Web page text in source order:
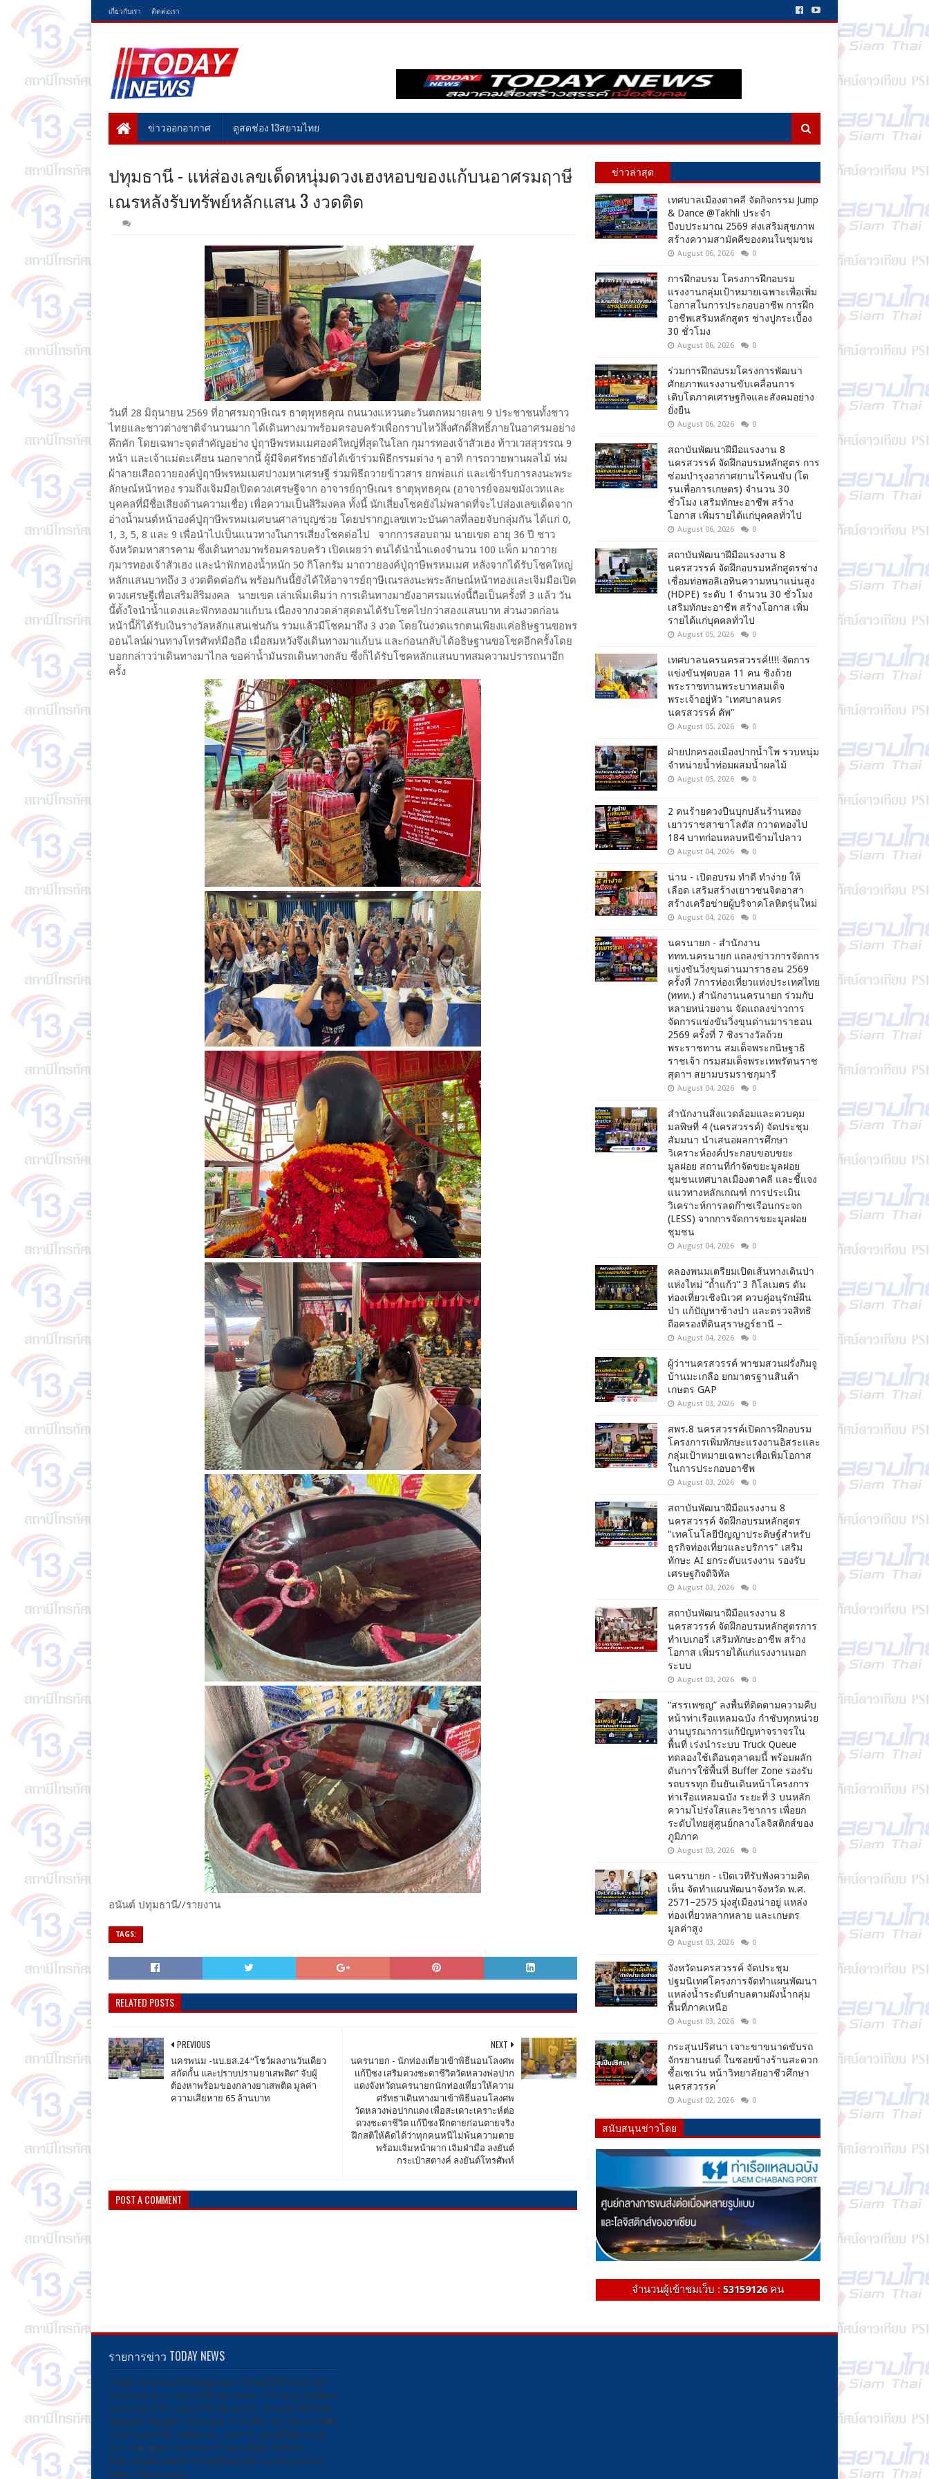
เกี่ยวกับเรา ติดต่อเรา
ข่าวออกอากาศ ดูสดช่อง 13สยามไทย
ปทุมธานี - แห่ส่องเลขเด็ดหนุ่มดวงเฮงหอบของแก้บนอาศรมฤาษี
เณรหลังรับทรัพย์หลักแสน 3 งวดติด
วันที่ 28 มิถุนายน 2569 ที่อาศรมฤาษีเณร ธาตุพุทธคุณ ถนนวงแหวนตะวันตกหมายเลข 9 ประชาชนทั้งชาว
ไทยและชาวต่างชาติจำนวนมาก ได้เดินทางมาพร้อมครอบครัวเพื่อกราบไหว้สิ่งศักดิ์สิทธิ์ภายในอาศรมอย่าง
คึกคัก โดยเฉพาะจุดสำคัญอย่าง ปู่ฤาษีพรหมเมศองค์ใหญ่ที่สุดในโลก กุมารทองเจ้าสัวเฮง ท้าวเวสสุวรรณ 9
หน้า และเจ้าแม่ตะเคียน นอกจากนี้ ผู้มีจิตศรัทธายังได้เข้าร่วมพิธีกรรมต่าง ๆ อาทิ การถวายพานผลไม้ ห่ม
ผ้าลายเสือถวายองค์ปู่ฤาษีพรหมเมศปางมหาเศรษฐี ร่วมพิธีถวายข้าวสาร ยกพ่อแก่ และเข้ารับการลงนะพระ
ลักษณ์หน้าทอง รวมถึงเจิมมือเปิดดวงเศรษฐีจาก อาจารย์ฤาษีเณร ธาตุพุทธคุณ (อาจารย์จอมขมังเวทและ
บุคคลที่มีชื่อเสียงด้านความเชื่อ) เพื่อความเป็นสิริมงคล ทั้งนี้ นักเสี่ยงโชคยังไม่พลาดที่จะไปส่องเลขเด็ดจาก
อ่างน้ำมนต์หน้าองค์ปู่ฤาษีพรหมเมศบนศาลาบุญช่วย โดยปรากฏเลขเทวะบันดาลที่ลอยจับกลุ่มกัน ได้แก่ 0,
1, 3, 5, 8 และ 9 เพื่อนำไปเป็นแนวทางในการเสี่ยงโชคต่อไป จากการสอบถาม นายเขต อายุ 36 ปี ชาว
จังหวัดมหาสารคาม ซึ่งเดินทางมาพร้อมครอบครัว เปิดเผยว่า ตนได้นำน้ำแดงจำนวน 100 แพ็ก มาถวาย
กุมารทองเจ้าสัวเฮง และนำฟักทองน้ำหนัก 50 กิโลกรัม มาถวายองค์ปู่ฤาษีพรหมเมศ หลังจากได้รับโชคใหญ่
หลักแสนบาทถึง 3 งวดติดต่อกัน พร้อมกันนี้ยังได้ให้อาจารย์ฤาษีเณรลงนะพระลักษณ์หน้าทองและเจิมมือเปิด
ดวงเศรษฐีเพื่อเสริมสิริมงคล นายเขต เล่าเพิ่มเติมว่า การเดินทางมายังอาศรมแห่งนี้ถือเป็นครั้งที่ 3 แล้ว วัน
นี้ตั้งใจนำน้ำแดงและฟักทองมาแก้บน เนื่องจากงวดล่าสุดตนได้รับโชคไปกว่าสองแสนบาท ส่วนงวดก่อน
หน้านี้ก็ได้รับเงินรางวัลหลักแสนเช่นกัน รวมแล้วมีโชคมาถึง 3 งวด โดยในงวดแรกตนเพียงแค่อธิษฐานขอพร
ออนไลน์ผ่านทางโทรศัพท์มือถือ เมื่อสมหวังจึงเดินทางมาแก้บน และก่อนกลับได้อธิษฐานขอโชคอีกครั้งโดย
บอกกล่าวว่าเดินทางมาไกล ขอค่าน้ำมันรถเดินทางกลับ ซึ่งก็ได้รับโชคหลักแสนบาทสมความปรารถนาอีก
ครั้ง
อนันต์ ปทุมธานี//รายงาน
TAGS:
RELATED POSTS
NEXT
นครนายก - นักท่องเที่ยวเข้าพิธีนอนโลงศพ
แก้ปีชง เสริมดวงชะตาชีวิตวัดหลวงพ่อปาก
แดงจังหวัดนครนายกนักท่องเที่ยวให้ความ
ศรัทธาเดินทางมาเข้าพิธีนอนโลงศพ
วัดหลวงพ่อปากแดง เพื่อสะเดาะเคราะห์ต่อ
ดวงชะตาชีวิต แก้ปีชง ฝึกตายก่อนตายจริง
ฝึกสติให้คิดได้ว่าทุกคนหนีไม่พ้นความตาย
พร้อมเจิมหน้าผาก เจิมฝ่ามือ ลงยันต์
กระเป๋าสตางค์ ลงยันต์โทรศัพท์
PREVIOUS
นครพนม -นบ.ยส.24 “โชว์ผลงานวันเดียว
สกัดกั้น และปราบปรามยาเสพติด” จับผู้
ต้องหาพร้อมของกลางยาเสพติด มูลค่า
ความเสียหาย 65 ล้านบาท
POST A COMMENT
ข่าวล่าสุด
เทศบาลเมืองตาคลี จัดกิจกรรม Jump
& Dance @Takhli ประจำ
ปีงบประมาณ 2569 ส่งเสริมสุขภาพ
สร้างความสามัคคีของคนในชุมชน
August 06, 2026 0
การฝึกอบรม โครงการฝึกอบรม
แรงงานกลุ่มเป้าหมายเฉพาะเพื่อเพิ่ม
โอกาสในการประกอบอาชีพ การฝึก
อาชีพเสริมหลักสูตร ช่างปูกระเบื้อง
30 ชั่วโมง
August 06, 2026 0
ร่วมการฝึกอบรมโครงการพัฒนา
ศักยภาพแรงงานขับเคลื่อนการ
เติบโตภาคเศรษฐกิจและสังคมอย่าง
ยั่งยืน
August 06, 2026 0
สถาบันพัฒนาฝีมือแรงงาน 8
นครสวรรค์ จัดฝึกอบรมหลักสูตร การ
ซ่อมบำรุงอากาศยานไร้คนขับ (โด
รนเพื่อการเกษตร) จำนวน 30
ชั่วโมง เสริมทักษะอาชีพ สร้าง
โอกาส เพิ่มรายได้แก่บุคคลทั่วไป
August 06, 2026 0
สถาบันพัฒนาฝีมือแรงงาน 8
นครสวรรค์ จัดฝึกอบรมหลักสูตรช่าง
เชื่อมท่อพอลิเอทินความหนาแน่นสูง
(HDPE) ระดับ 1 จำนวน 30 ชั่วโมง
เสริมทักษะอาชีพ สร้างโอกาส เพิ่ม
รายได้แก่บุคคลทั่วไป
August 05, 2026 0
เทศบาลนครนครสวรรค์!!!! จัดการ
แข่งขันฟุตบอล 11 คน ชิงถ้วย
พระราชทานพระบาทสมเด็จ
พระเจ้าอยู่หัว "เทศบาลนคร
นครสวรรค์ คัพ"
August 05, 2026 0
ฝ่ายปกครองเมืองปากน้ำโพ รวบหนุ่ม
จำหน่ายน้ำท่อมผสมน้ำผลไม้
August 05, 2026 0
2 คนร้ายควงปืนบุกปล้นร้านทอง
เยาวราชสาขาโลตัส กวาดทองไป
184 บาทก่อนหลบหนีข้ามไปลาว
August 04, 2026 0
น่าน - เปิดอบรม ทำดี ทำง่าย ให้
เลือด เสริมสร้างเยาวชนจิตอาสา
สร้างเครือข่ายผู้บริจาคโลหิตรุ่นใหม่
August 04, 2026 0
นครนายก - สำนักงาน
ททท.นครนายก แถลงข่าวการจัดการ
แข่งขันวิ่งขุนด่านมาราธอน 2569
ครั้งที่ 7การท่องเที่ยวแห่งประเทศไทย
(ททท.) สำนักงานนครนายก ร่วมกับ
หลายหน่วยงาน จัดแถลงข่าวการ
จัดการแข่งขันวิ่งขุนด่านมาราธอน
2569 ครั้งที่ 7 ชิงรางวัลถ้วย
พระราชทาน สมเด็จพระกนิษฐาธิ
ราชเจ้า กรมสมเด็จพระเทพรัตนราช
สุดาฯ สยามบรมราชกุมารี
August 04, 2026 0
สำนักงานสิ่งแวดล้อมและควบคุม
มลพิษที่ 4 (นครสวรรค์) จัดประชุม
สัมมนา นำเสนอผลการศึกษา
วิเคราะห์องค์ประกอบขอบขยะ
มูลฝอย สถานที่กำจัดขยะมูลฝอย
ชุมชนเทศบาลเมืองตาคลี และชี้แจง
แนวทางหลักเกณฑ์ การประเมิน
วิเคราะห์การลดก๊าซเรือนกระจก
(LESS) จากการจัดการขยะมูลฝอย
ชุมชน
August 04, 2026 0
คลองพนมเตรียมเปิดเส้นทางเดินป่า
แห่งใหม่ “ถ้ำแก้ว” 3 กิโลเมตร ดัน
ท่องเที่ยวเชิงนิเวศ ควบคู่อนุรักษ์ผืน
ป่า แก้ปัญหาช้างป่า และตรวจสิทธิ
ถือครองที่ดินสุราษฎร์ธานี –
August 04, 2026 0
ผู้ว่าฯนครสวรรค์ พาชมสวนฝรั่งกิมจู
บ้านมะเกลือ ยกมาตรฐานสินค้า
เกษตร GAP
August 03, 2026 0
สพร.8 นครสวรรค์เปิดการฝึกอบรม
โครงการเพิ่มทักษะแรงงานอิสระและ
กลุ่มเป้าหมายเฉพาะเพื่อเพิ่มโอกาส
ในการประกอบอาชีพ
August 03, 2026 0
สถาบันพัฒนาฝีมือแรงงาน 8
นครสวรรค์ จัดฝึกอบรมหลักสูตร
"เทคโนโลยีปัญญาประดิษฐ์สำหรับ
ธุรกิจท่องเที่ยวและบริการ" เสริม
ทักษะ AI ยกระดับแรงงาน รองรับ
เศรษฐกิจดิจิทัล
August 03, 2026 0
สถาบันพัฒนาฝีมือแรงงาน 8
นครสวรรค์ จัดฝึกอบรมหลักสูตรการ
ทำเบเกอรี่ เสริมทักษะอาชีพ สร้าง
โอกาส เพิ่มรายได้แก่แรงงานนอก
ระบบ
August 03, 2026 0
“สรรเพชญ” ลงพื้นที่ติดตามความคืบ
หน้าท่าเรือแหลมฉบัง กำชับทุกหน่วย
งานบูรณาการแก้ปัญหาจราจรใน
พื้นที่ เร่งนำระบบ Truck Queue
ทดลองใช้เดือนตุลาคมนี้ พร้อมผลัก
ดันการใช้พื้นที่ Buffer Zone รองรับ
รถบรรทุก ยืนยันเดินหน้าโครงการ
ท่าเรือแหลมฉบัง ระยะที่ 3 บนหลัก
ความโปร่งใสและวิชาการ เพื่อยก
ระดับไทยสู่ศูนย์กลางโลจิสติกส์ของ
ภูมิภาค
August 03, 2026 0
นครนายก - เปิดเวทีรับฟังความคิด
เห็น จัดทำแผนพัฒนาจังหวัด พ.ศ.
2571–2575 มุ่งสู่เมืองน่าอยู่ แหล่ง
ท่องเที่ยวหลากหลาย และเกษตร
มูลค่าสูง
August 03, 2026 0
จังหวัดนครสวรรค์ จัดประชุม
ปฐมนิเทศโครงการจัดทำแผนพัฒนา
แหล่งน้ำระดับตำบลตามผังน้ำกลุ่ม
พื้นที่ภาคเหนือ
August 03, 2026 0
กระสุนปริศนา เจาะขาขนาดขับรถ
จักรยานยนต์ ในซอยข้างร้านสะดวก
ซื้อเซเว่น หน้าวิทยาลัยอาชีวศึกษา
นครสวรรค ์
August 02, 2026 0
สนับสนุนข่าวโดย
จำนวนผู้เข้าชมเว็บ : 53159126คน
รายการข่าว TODAY NEWS
รับชม -ผ่านกล่องรับสัญญาณดาวเทียมได้ที่ กล่อง PSI
หมายเลข 212 กล่อง IPM หมายเลข 115 กล่อง Sunbox
หมายเลข 113 กล่อง DTV หมายเลข 79 กล่อง Infosat/
Ideasat/ Thaisat / หมายเลข 114 หรือ 167 กล่อง GMM
Z หมายเลข141 Facebook : ช่อง 13 สยามไทย สถานี
ข่าว YouTube : ข่าวช่อง 13 สยามไทย เว็บไซต์ :
http://www.newstv13siamthai.com/ ชมสดออนไลน์ :
www.13livetv.com